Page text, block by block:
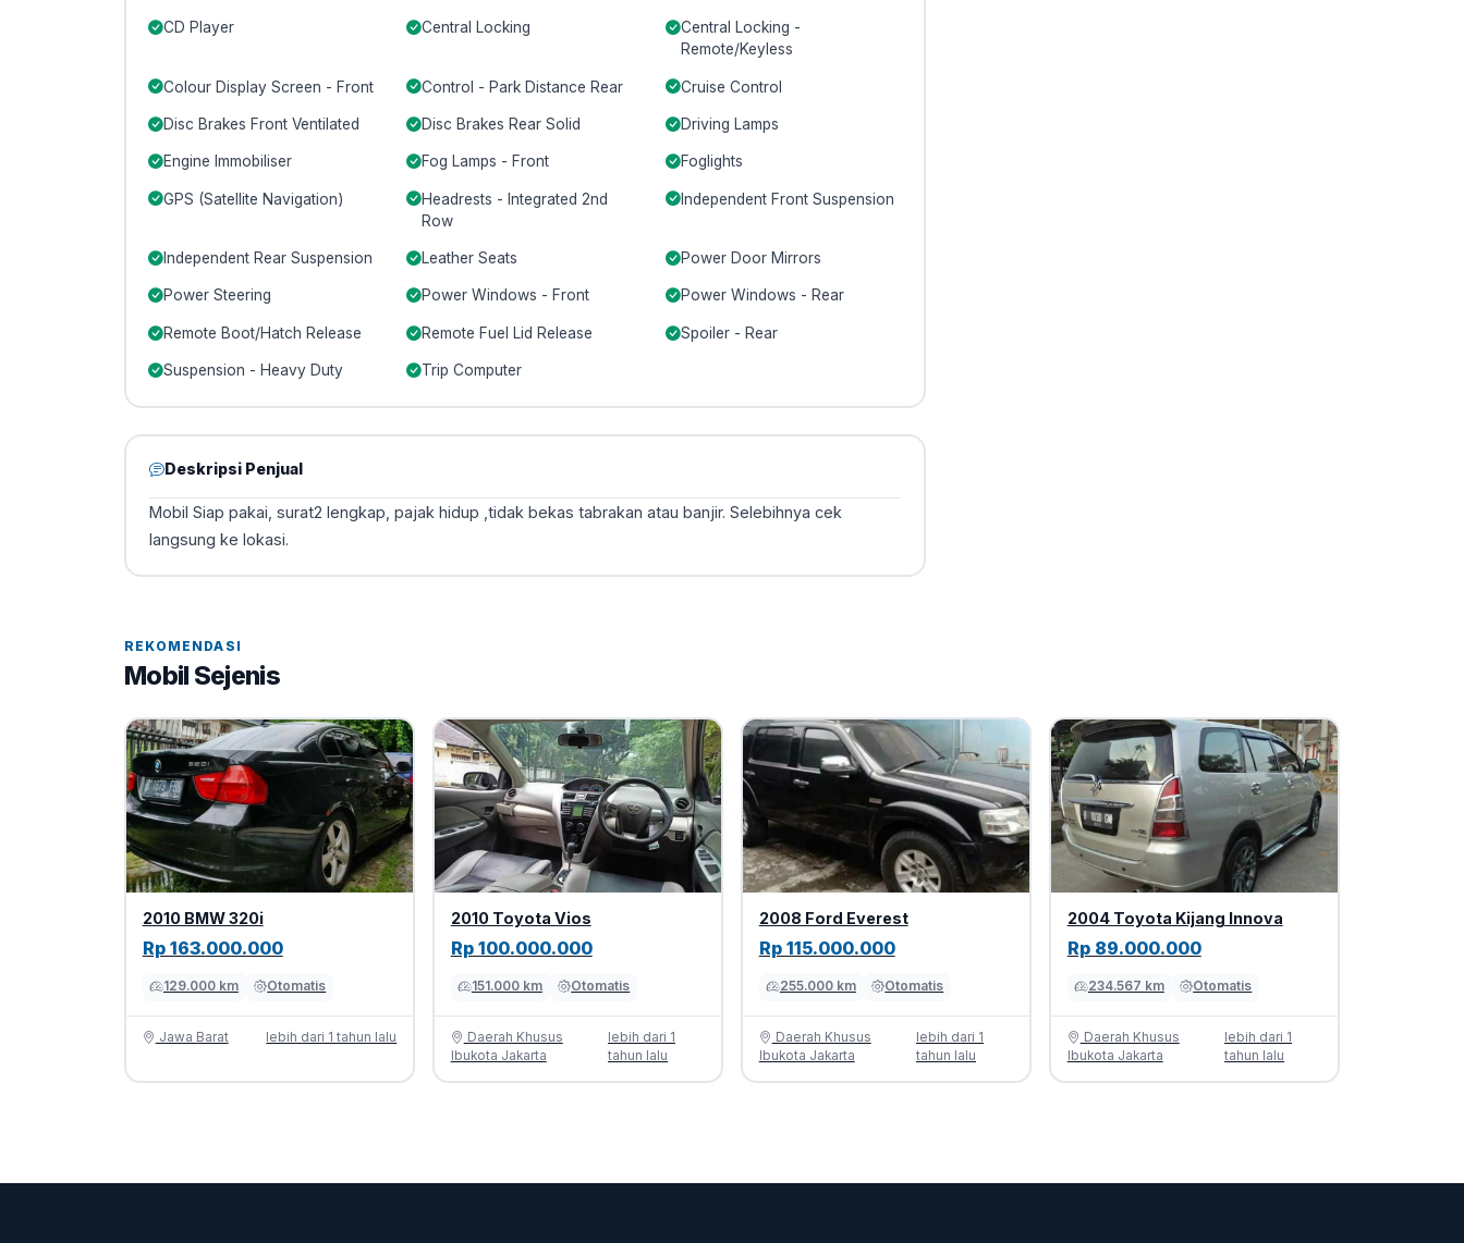
CD Player Central Locking
Central Locking -
Remote/Keyless
Colour Display Screen - Front Control - Park Distance Rear Cruise Control
Disc Brakes Front Ventilated Disc Brakes Rear Solid Driving Lamps
Engine Immobiliser Fog Lamps - Front Foglights
GPS (Satellite Navigation)
Headrests - Integrated 2nd
Row
Independent Front Suspension
Independent Rear Suspension Leather Seats Power Door Mirrors
Power Steering Power Windows - Front Power Windows - Rear
Remote Boot/Hatch Release Remote Fuel Lid Release Spoiler - Rear
Suspension - Heavy Duty Trip Computer
Deskripsi Penjual
Mobil Siap pakai, surat2 lengkap, pajak hidup ,tidak bekas tabrakan atau banjir. Selebihnya cek
langsung ke lokasi.
REKOMENDASI
Mobil Sejenis
2010 BMW 320i
Rp 163.000.000
129.000 km Otomatis
Jawa Barat lebih dari 1 tahun lalu
2010 Toyota Vios
Rp 100.000.000
151.000 km Otomatis
Daerah Khusus
Ibukota Jakarta
lebih dari 1
tahun lalu
2008 Ford Everest
Rp 115.000.000
255.000 km Otomatis
Daerah Khusus
Ibukota Jakarta
lebih dari 1
tahun lalu
2004 Toyota Kijang Innova
Rp 89.000.000
234.567 km Otomatis
Daerah Khusus
Ibukota Jakarta
lebih dari 1
tahun lalu